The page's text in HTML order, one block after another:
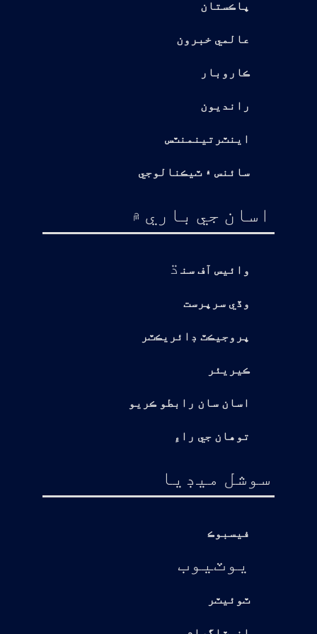
پاڪستان
عالمي خبرون
ڪاروبار
رانديون
اينٽرتينمنٽس
سائنس ۽ ٽيڪنالوجي
اسان جي باري ۾
وائيس آف سن ڌ
وڏي سرپرست
پروجيڪٽ ڊائريڪٽر
ڪيريئر
اسان سان رابطو ڪريو
توهان جي راءِ
سوشل ميڊيا
فيسبوڪ
يوٽيوب
ٽوئيٽر